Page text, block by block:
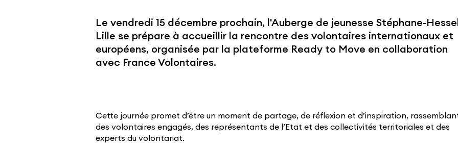
Le vendredi 15 décembre prochain, l'Auberge de jeunesse Stéphane-
Lille se prépare à accueillir la rencontre des volontaires internationaux et
européens, organisée par la plateforme Ready to Move en collaboration
avec France Volontaires.
Cette journée promet d’être un moment de partage, de réflexion et d’inspiration,
des volontaires engagés, des représentants de l’Etat et des collectivités territoriales et des
experts du volontariat.